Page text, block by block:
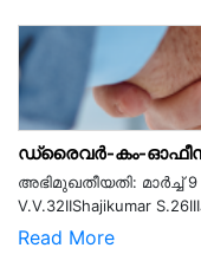
ഡ്രൈവർ-കം-ഓഫീസ്
അഭിമുഖതീയതി: മാർച്ച് 9
V.V.32IIShajikumar
Read More